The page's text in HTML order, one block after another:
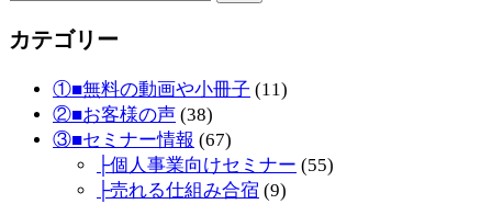
カテゴリー
①■無料の動画や小冊子 (11)
②■お客様の声 (38)
③■セミナー情報 (67)
├個人事業向けセミナー (55)
├売れる仕組み合宿 (9)